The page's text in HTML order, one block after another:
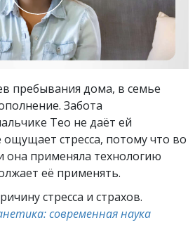
пребывания дома, в семье
Забота
Тео не даёт ей
ощущает стресса, потому что во
она применяла технологию
её применять.
стресса и страхов.
современная наука